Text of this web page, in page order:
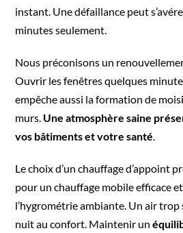
instant. Une défaillance peut
minutes seulement.
Nous préconisons un
Ouvrir les fenêtres quelques
empêche aussi la formation de
murs. Une atmosphère saine
vos bâtiments et votre santé.
Le choix d’unchauffage d’appoint
pour un chauffage mobile efficace
l’hygrométrie ambiante. Un air
nuit au confort. Maintenir un